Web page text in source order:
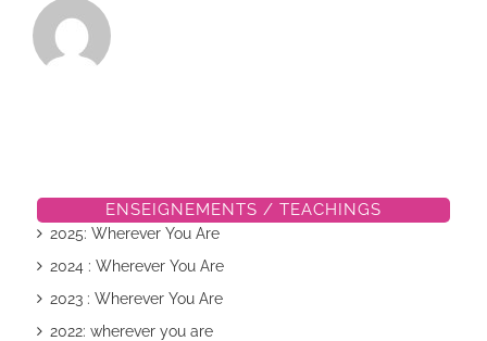
ENSEIGNEMENTS / TEACHINGS
2025: Wherever You Are
2024 : Wherever You Are
2023 : Wherever You Are
2022: wherever you are